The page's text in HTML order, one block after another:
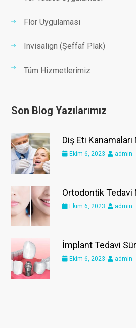
Flor Uygulaması
Invisalign (Şeffaf Plak)
Tüm Hizmetlerimiz
Son Blog Yazılarımız
Diş Eti
Ekim 6, 2023 admin
Ortodontik Tedavi
Ekim 6, 2023 admin
İmplant Tedavi
Ekim 6, 2023 admin